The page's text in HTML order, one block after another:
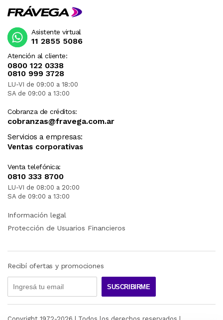
Atención al cliente:
0800 122 0338
0810 999 3728
LU-VI de 09:00 a 18:00
SA de 09:00 a 13:00
Cobranza de créditos:
cobranzas@fravega.com.ar
Servicios a empresas:
Ventas corporativas
Venta telefónica:
0810 333 8700
LU-VI de 08:00 a 20:00
SA de 09:00 a 13:00
Asistente virtual
11 2855 5086
Información legal
Protección de Usuarios Financieros
Recibí ofertas y promociones
SUSCRIBIRME